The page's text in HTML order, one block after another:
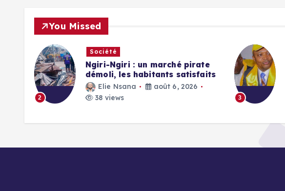
You Missed
2
Société
Ngiri-Ngiri : un marché pirate
démoli, les habitants satisfaits
Elie Nsana
août 6, 2026
38 views
3